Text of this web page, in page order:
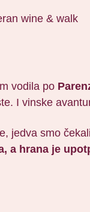
vodila po
I vinske
jedva smo
a hrana je